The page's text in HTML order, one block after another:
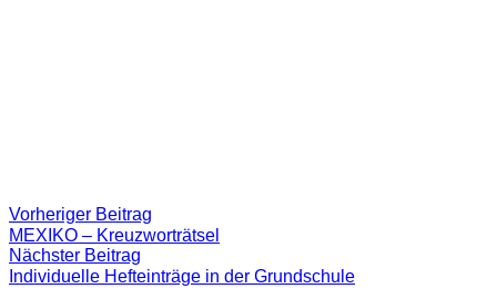
Beitragsnavigation
Vorheriger Beitrag
Beitrag:
MEXIKO – Kreuzworträtsel
Nächster Beitrag
Beitrag
Individuelle Hefteinträge in der Grundschule